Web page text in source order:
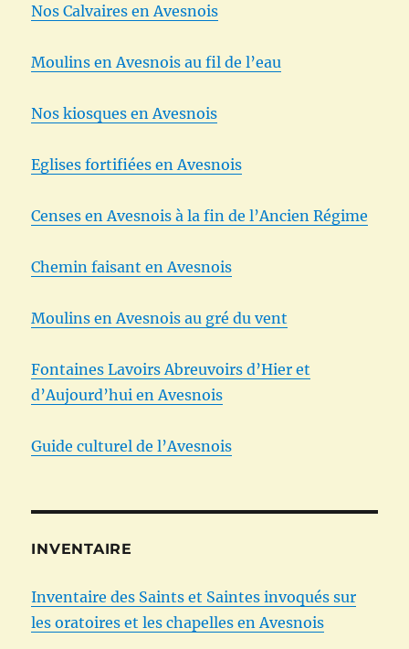
Nos Calvaires en Avesnois
Moulins en Avesnois au fil de l’eau
Nos kiosques en Avesnois
Eglises fortifiées en Avesnois
Censes en Avesnois à la fin de l’Ancien Régime
Chemin faisant en Avesnois
Moulins en Avesnois au gré du vent
Fontaines Lavoirs Abreuvoirs d’Hier et
d’Aujourd’hui en Avesnois
Guide culturel de l’Avesnois
INVENTAIRE
Inventaire des Saints et Saintes invoqués sur
les oratoires et les chapelles en Avesnois